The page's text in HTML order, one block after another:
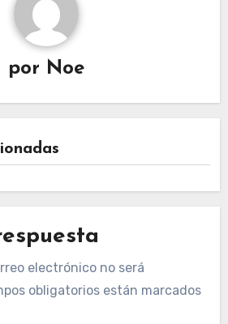
por Noe
electrónico no será
obligatorios están marcados